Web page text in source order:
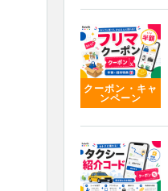
クーポン・キャ
ンペーン